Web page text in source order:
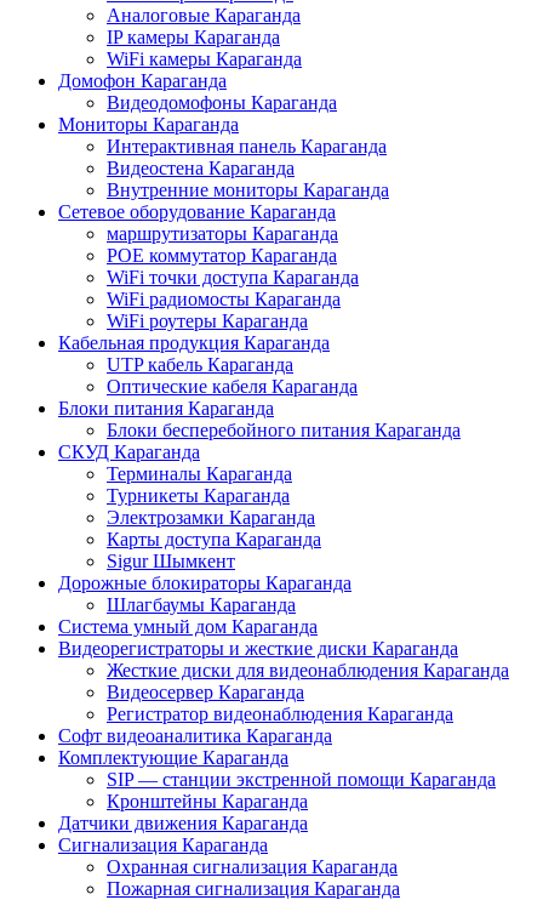
Аналоговые Караганда
IP камеры Караганда
WiFi камеры Караганда
Домофон Караганда
Видеодомофоны Караганда
Мониторы Караганда
Интерактивная панель Караганда
Видеостена Караганда
Внутренние мониторы Караганда
Сетевое оборудование Караганда
маршрутизаторы Караганда
POE коммутатор Караганда
WiFi точки доступа Караганда
WiFi радиомосты Караганда
WiFi роутеры Караганда
Кабельная продукция Караганда
UTP кабель Караганда
Оптические кабеля Караганда
Блоки питания Караганда
Блоки бесперебойного питания Караганда
СКУД Караганда
Терминалы Караганда
Турникеты Караганда
Электрозамки Караганда
Карты доступа Караганда
Sigur Шымкент
Дорожные блокираторы Караганда
Шлагбаумы Караганда
Система умный дом Караганда
Видеорегистраторы и жесткие диски Караганда
Жесткие диски для видеонаблюдения Караганда
Видеосервер Караганда
Регистратор видеонаблюдения Караганда
Софт видеоаналитика Караганда
Комплектующие Караганда
SIP — станции экстренной помощи Караганда
Кронштейны Караганда
Датчики движения Караганда
Сигнализация Караганда
Охранная сигнализация Караганда
Пожарная сигнализация Караганда